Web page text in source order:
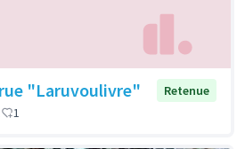
"Laruvoulivre"
Retenue
1